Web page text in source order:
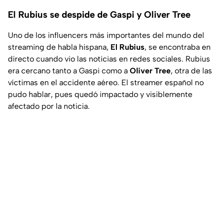
El Rubius se despide de Gaspi y Oliver Tree
Uno de los influencers más importantes del mundo del
streaming de habla hispana, El Rubius, se encontraba en
directo cuando vio las noticias en redes sociales. Rubius
era cercano tanto a Gaspi como a Oliver Tree, otra de las
víctimas en el accidente aéreo. El streamer español no
pudo hablar, pues quedó impactado y visiblemente
afectado por la noticia.